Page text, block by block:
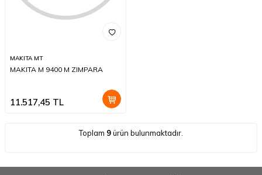
MAKITA MT
MAKITA M 9400 M ZIMPARA
11.517,45 TL
Toplam 9ürün bulunmaktadır.